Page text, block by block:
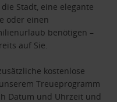
Stadt, eine elegante
oder einen
benötigen –
auf Sie.
kostenlose
Treueprogramm
Datum und Uhrzeit und